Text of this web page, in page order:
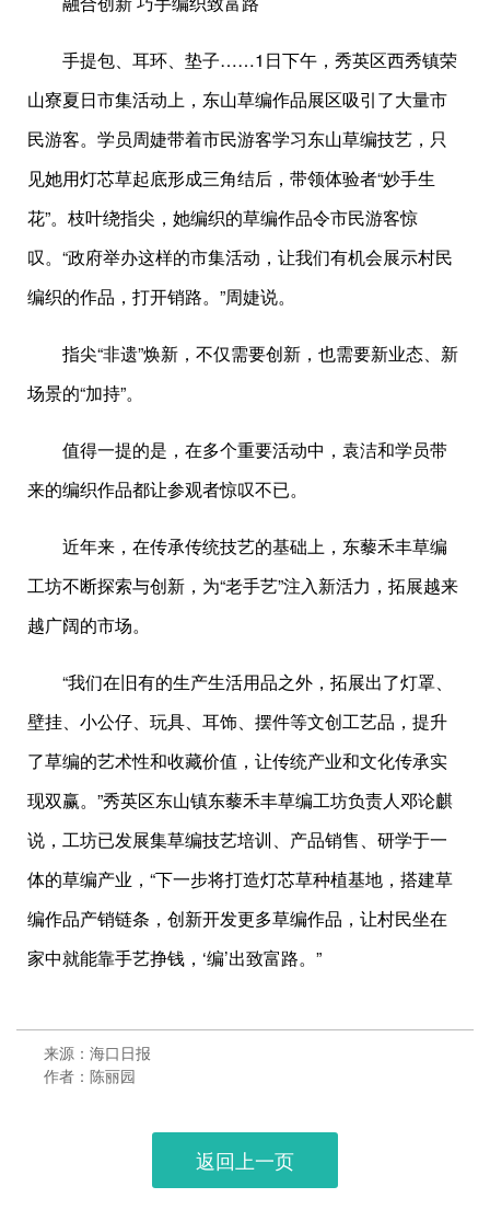
手提包、耳环、垫子……1日下午，秀英区西秀镇荣
山寮夏日市集活动上，东山草编作品展区吸引了大量市
民游客。学员周婕带着市民游客学习东山草编技艺，只
见她用灯芯草起底形成三角结后，带领体验者“妙手生
花”。枝叶绕指尖，她编织的草编作品令市民游客惊
叹。“政府举办这样的市集活动，让我们有机会展示村民
编织的作品，打开销路。”周婕说。
指尖“非遗”焕新，不仅需要创新，也需要新业态、新
场景的“加持”。
值得一提的是，在多个重要活动中，袁洁和学员带
来的编织作品都让参观者惊叹不已。
近年来，在传承传统技艺的基础上，东藜禾丰草编
工坊不断探索与创新，为“老手艺”注入新活力，拓展越来
越广阔的市场。
“我们在旧有的生产生活用品之外，拓展出了灯罩、
壁挂、小公仔、玩具、耳饰、摆件等文创工艺品，提升
了草编的艺术性和收藏价值，让传统产业和文化传承实
现双赢。”秀英区东山镇东藜禾丰草编工坊负责人邓论麒
说，工坊已发展集草编技艺培训、产品销售、研学于一
体的草编产业，“下一步将打造灯芯草种植基地，搭建草
编作品产销链条，创新开发更多草编作品，让村民坐在
家中就能靠手艺挣钱，‘编’出致富路。”
来源：海口日报
作者：陈丽园
返回上一页